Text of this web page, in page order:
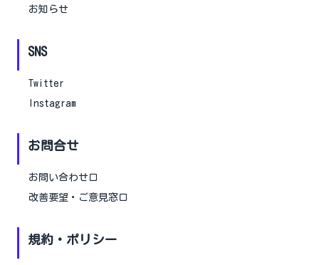
お知らせ
SNS
Twitter
Instagram
お問合せ
お問い合わせ口
改善要望・ご意見窓口
規約・ポリシー